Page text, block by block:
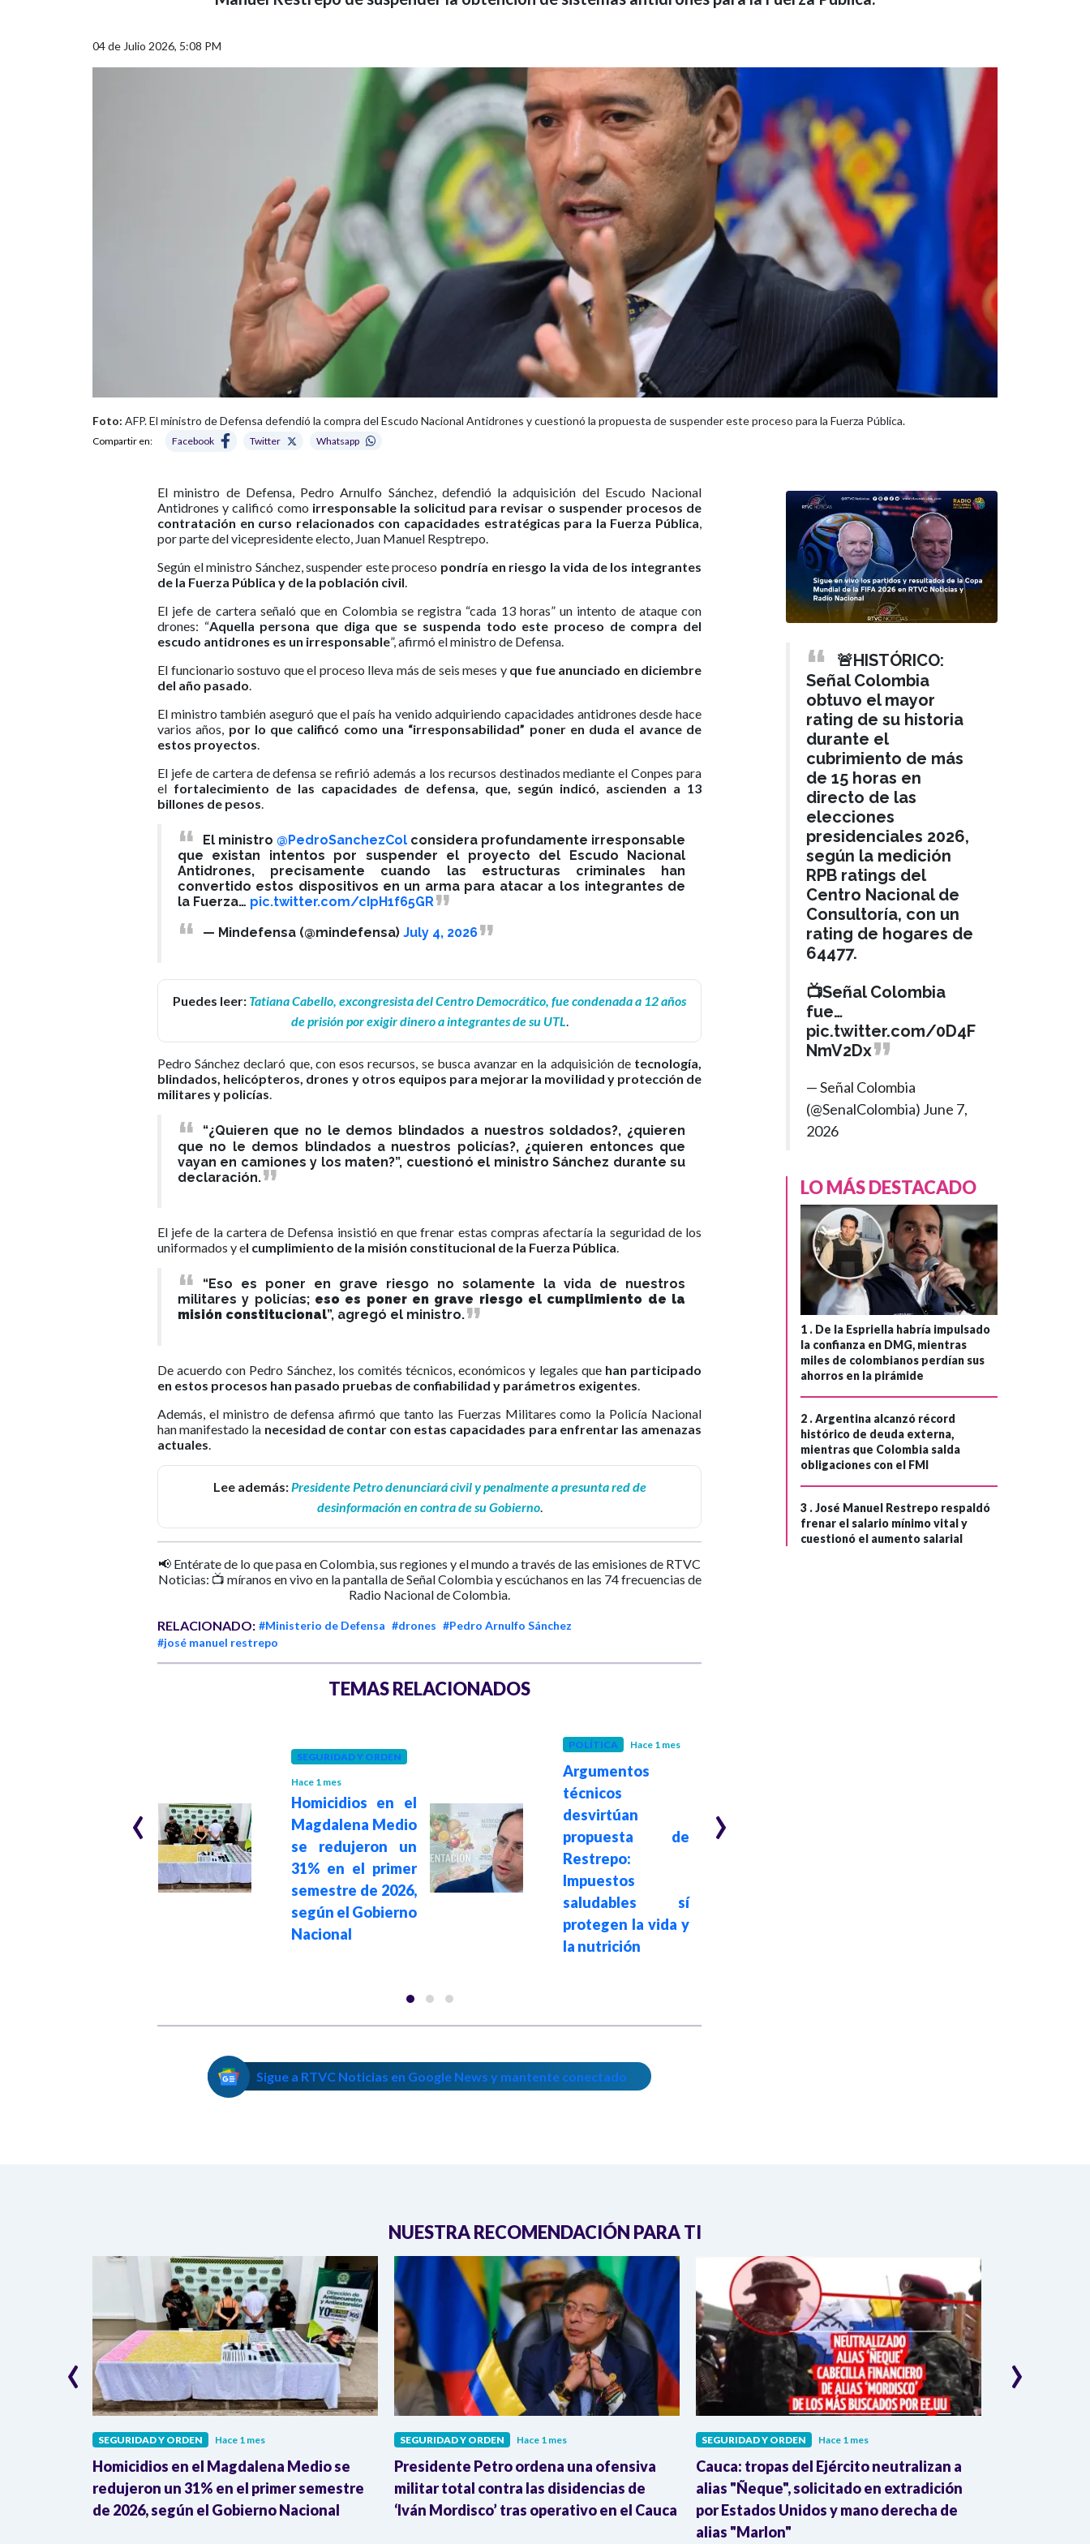
04 de Julio 2026, 5:08 PM
Foto: AFP. El ministro de Defensa defendió la compra del Escudo Nacional Antidrones y cuestionó la propuesta de suspender este proceso para la Fuerza Pública.
Compartir en: Facebook Twitter Whatsapp
El ministro de Defensa, Pedro Arnulfo Sánchez, defendió la adquisición del Escudo Nacional
Antidrones y calificó como irresponsable la solicitud para revisar o suspender procesos de
contratación en curso relacionados con capacidades estratégicas para la Fuerza Pública,
por parte del vicepresidente electo, Juan Manuel Resptrepo.
Según el ministro Sánchez, suspender este proceso pondría en riesgo la vida de los integrantes
de la Fuerza Pública y de la población civil.
El jefe de cartera señaló que en Colombia se registra “cada 13 horas” un intento de ataque con
drones: “Aquella persona que diga que se suspenda todo este proceso de compra del
escudo antidrones es un irresponsable”, afirmó el ministro de Defensa.
El funcionario sostuvo que el proceso lleva más de seis meses y que fue anunciado en diciembre
del año pasado.
El ministro también aseguró que el país ha venido adquiriendo capacidades antidrones desde hace
varios años, por lo que calificó como una “irresponsabilidad” poner en duda el avance de
estos proyectos.
El jefe de cartera de defensa se refirió además a los recursos destinados mediante el Conpes para
el fortalecimiento de las capacidades de defensa, que, según indicó, ascienden a 13
billones de pesos.
El ministro @PedroSanchezColconsidera profundamente irresponsable
que existan intentos por suspender el proyecto del Escudo Nacional
Antidrones, precisamente cuando las estructuras criminales han
convertido estos dispositivos en un arma para atacar a los integrantes de
la Fuerza… pic.twitter.com/cIpH1f65GR
— Mindefensa (@mindefensa) July 4, 2026
Puedes leer: Tatiana Cabello, excongresista del Centro Democrático, fue condenada a 12 años
de prisión por exigir dinero a integrantes de su UTL.
Pedro Sánchez declaró que, con esos recursos, se busca avanzar en la adquisición de tecnología,
blindados, helicópteros, drones y otros equipos para mejorar la movilidad y protección de
militares y policías.
“¿Quieren que no le demos blindados a nuestros soldados?, ¿quieren
que no le demos blindados a nuestros policías?, ¿quieren entonces que
vayan en camiones y los maten?”, cuestionó el ministro Sánchez durante su
declaración.
El jefe de la cartera de Defensa insistió en que frenar estas compras afectaría la seguridad de los
uniformados y el cumplimiento de la misión constitucional de la Fuerza Pública.
“Eso es poner en grave riesgo no solamente la vida de nuestros
militares y policías; eso es poner en grave riesgo el cumplimiento de la
misión constitucional”, agregó el ministro.
De acuerdo con Pedro Sánchez, los comités técnicos, económicos y legales que han participado
en estos procesos han pasado pruebas de confiabilidad y parámetros exigentes.
Además, el ministro de defensa afirmó que tanto las Fuerzas Militares como la Policía Nacional
han manifestado la necesidad de contar con estas capacidades para enfrentar las amenazas
actuales.
Lee además:Presidente Petro denunciará civil y penalmente a presunta red de
desinformación en contra de su Gobierno.
📢 Entérate de lo que pasa en Colombia, sus regiones y el mundo a través de las emisiones de RTVC
Noticias: 📺 míranos en vivo en la pantalla de Señal Colombia y escúchanos en las 74 frecuencias de
Radio Nacional de Colombia.
RELACIONADO: #Ministerio de Defensa #drones #Pedro Arnulfo Sánchez
#josé manuel restrepo
TEMAS RELACIONADOS
no incidieron en
las elecciones
SEGURIDAD Y ORDEN
Hace 1 mes
Homicidios en el
Magdalena Medio
se redujeron un
31% en el primer
semestre de 2026,
según el Gobierno
Nacional
POLÍTICA Hace 1 mes
Argumentos
técnicos
desvirtúan
propuesta de
Restrepo:
Impuestos
saludables sí
protegen la vida y
la nutrición
‹ ›
Sigue a RTVC Noticias en Google News y mantente conectado
🚨HISTÓRICO:
Señal Colombia
obtuvo el mayor
rating de su historia
durante el
cubrimiento de más
de 15 horas en
directo de las
elecciones
presidenciales 2026,
según la medición
RPB ratings del
Centro Nacional de
Consultoría, con un
rating de hogares de
64477.
📺Señal Colombia
fue…
pic.twitter.com/0D4F
NmV2Dx
— Señal Colombia
(@SenalColombia) June 7,
2026
LO MÁS DESTACADO
1 . De la Espriella habría impulsado
la confianza en DMG, mientras
miles de colombianos perdían sus
ahorros en la pirámide
2 .Argentina alcanzó récord
histórico de deuda externa,
mientras que Colombia salda
obligaciones con el FMI
3 .José Manuel Restrepo respaldó
frenar el salario mínimo vital y
cuestionó el aumento salarial
NUESTRA RECOMENDACIÓN PARA TI
SEGURIDAD Y ORDEN Hace 1 mes
Homicidios en el Magdalena Medio se
redujeron un 31% en el primer semestre
de 2026, según el Gobierno Nacional
SEGURIDAD Y ORDEN Hace 1 mes
Presidente Petro ordena una ofensiva
militar total contra las disidencias de
‘Iván Mordisco’ tras operativo en el Cauca
SEGURIDAD Y ORDEN Hace 1 mes
Cauca: tropas del Ejército neutralizan a
alias "Ñeque", solicitado en extradición
por Estados Unidos y mano derecha de
alias "Marlon"
‹ ›